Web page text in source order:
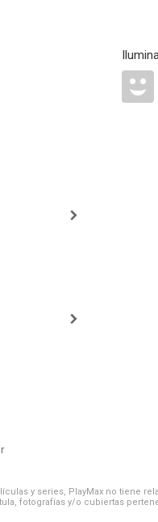
y series, PlayMax no tiene
fotografías y/o cubiertas